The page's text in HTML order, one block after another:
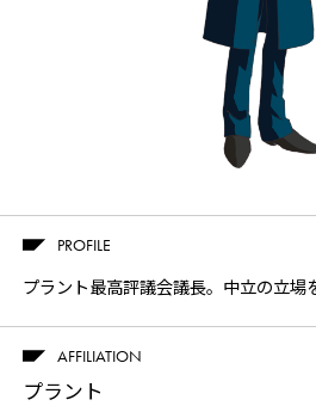
PROFILE
プラント最高評議会議長。中立の立場
AFFILIATION
プラント